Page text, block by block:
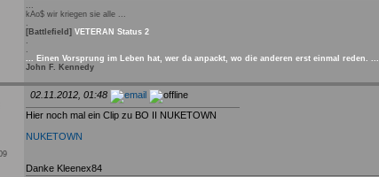
...
kAo$ wir kriegen sie alle ...
.
[Battlefield] VETERAN Status 2
.
.
... Einen Vorsprung im Leben hat, wer da anpackt, wo die anderen erst einmal reden. ...
John F. Kennedy
02.11.2012, 01:48
Hier noch mal ein Clip zu BO II NUKETOWN
NUKETOWN
Danke Kleenex84